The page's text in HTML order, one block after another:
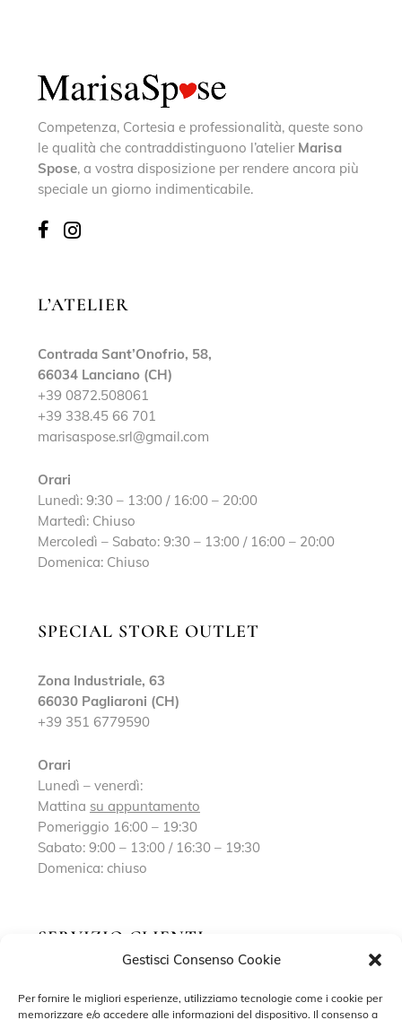
Gestisci Consenso Cookie
Per fornire le migliori esperienze, utilizziamo tecnologie come i cookie per
memorizzare e/o accedere alle informazioni del dispositivo. Il consenso a
Competenza, Cortesia e professionalità, queste sono
le qualità che contraddistinguono l’atelier Marisa
Spose, a vostra disposizione per rendere ancora più
speciale un giorno indimenticabile.
L’ATELIER
Contrada Sant’Onofrio, 58,
66034 Lanciano (CH)
+39 0872.508061
+39 338.45 66 701
marisaspose.srl@gmail.com
Orari
Lunedì: 9:30 – 13:00 / 16:00 – 20:00
Martedì: Chiuso
Mercoledì – Sabato: 9:30 – 13:00 / 16:00 – 20:00
Domenica: Chiuso
SPECIAL STORE OUTLET
Zona Industriale, 63
66030 Pagliaroni (CH)
+39 351 6779590
Orari
Lunedì – venerdì:
Mattina su appuntamento
Pomeriggio 16:00 – 19:30
Sabato: 9:00 – 13:00 / 16:30 – 19:30
Domenica: chiuso
SERVIZIO CLIENTI